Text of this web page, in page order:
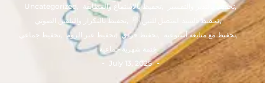
Uncategorized تحفيظ بالاستماع والمطابقة تحفيظ بالتدبر والتفسير,
تحفيظ بالتكرار والتلقين الصوتي
تحفيظ بالسند المتصل للنبي ﷺ,
تحفيظ جماعي
تحفيظ عبر الزوم, تحفيظ فردي تحفيظ مع متابعة أسبوعية,
ختمة شهرية جماعية
- July 13, 2025 -